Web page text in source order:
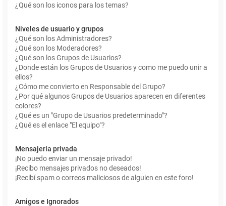
¿Qué son los iconos para los temas?
Niveles de usuario y grupos
¿Qué son los Administradores?
¿Qué son los Moderadores?
¿Qué son los Grupos de Usuarios?
¿Donde están los Grupos de Usuarios y como me puedo unir a
ellos?
¿Cómo me convierto en Responsable del Grupo?
¿Por qué algunos Grupos de Usuarios aparecen en diferentes
colores?
¿Qué es un "Grupo de Usuarios predeterminado"?
¿Qué es el enlace "El equipo"?
Mensajería privada
¡No puedo enviar un mensaje privado!
¡Recibo mensajes privados no deseados!
¡Recibí spam o correos maliciosos de alguien en este foro!
Amigos e Ignorados